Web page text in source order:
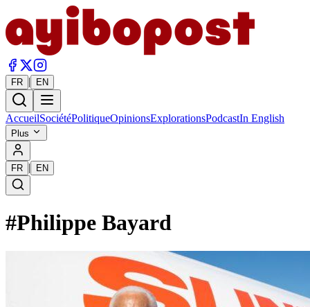
FR | EN
AccueilSociétéPolitiqueOpinionsExplorationsPodcastIn English
Plus
FR | EN
#Philippe Bayard